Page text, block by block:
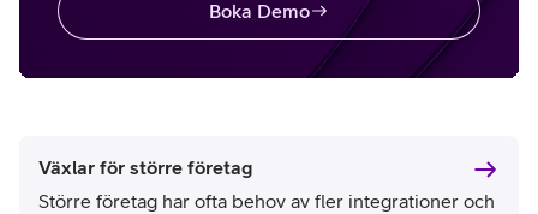
Boka Demo
Växlar för större företag
Större företag har ofta behov av fler integrationer och